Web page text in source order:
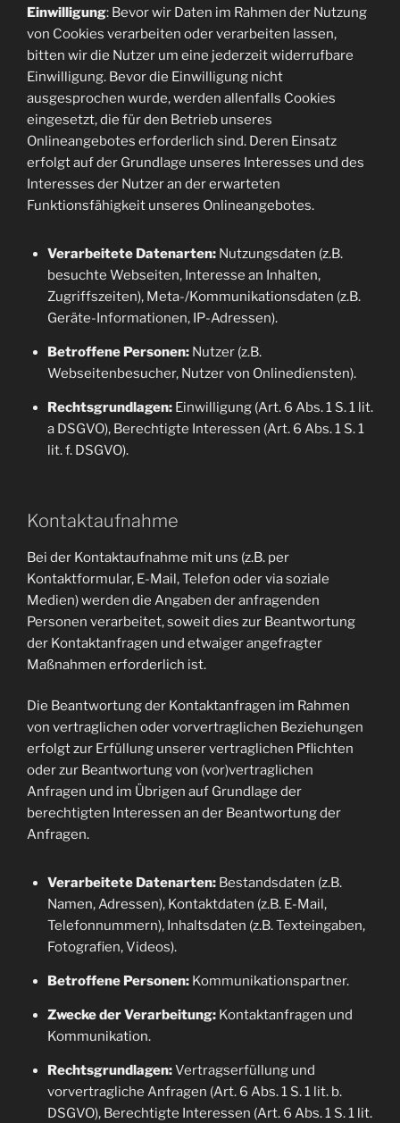
Einwilligung: Bevor wir Daten im Rahmen der Nutzung
von Cookies verarbeiten oder verarbeiten lassen,
bitten wir die Nutzer um eine jederzeit widerrufbare
Einwilligung. Bevor die Einwilligung nicht
ausgesprochen wurde, werden allenfalls Cookies
eingesetzt, die für den Betrieb unseres
Onlineangebotes erforderlich sind. Deren Einsatz
erfolgt auf der Grundlage unseres Interesses und des
Interesses der Nutzer an der erwarteten
Funktionsfähigkeit unseres Onlineangebotes.
Verarbeitete Datenarten:Nutzungsdaten (z.B.
besuchte Webseiten, Interesse an Inhalten,
Zugriffszeiten), Meta-/Kommunikationsdaten (z.B.
Geräte-Informationen, IP-Adressen).
Betroffene Personen:Nutzer (z.B.
Webseitenbesucher, Nutzer von Onlinediensten).
Rechtsgrundlagen:Einwilligung (Art. 6 Abs. 1 S. 1 lit.
a DSGVO), Berechtigte Interessen (Art. 6 Abs. 1 S. 1
lit. f. DSGVO).
Kontaktaufnahme
Bei der Kontaktaufnahme mit uns (z.B. per
Kontaktformular, E-Mail, Telefon oder via soziale
Medien) werden die Angaben der anfragenden
Personen verarbeitet, soweit dies zur Beantwortung
der Kontaktanfragen und etwaiger angefragter
Maßnahmen erforderlich ist.
Die Beantwortung der Kontaktanfragen im Rahmen
von vertraglichen oder vorvertraglichen Beziehungen
erfolgt zur Erfüllung unserer vertraglichen Pflichten
oder zur Beantwortung von (vor)vertraglichen
Anfragen und im Übrigen auf Grundlage der
berechtigten Interessen an der Beantwortung der
Anfragen.
Verarbeitete Datenarten:Bestandsdaten (z.B.
Namen, Adressen), Kontaktdaten (z.B. E-Mail,
Telefonnummern), Inhaltsdaten (z.B. Texteingaben,
Fotografien, Videos).
Betroffene Personen:Kommunikationspartner.
Zwecke der Verarbeitung:Kontaktanfragen und
Kommunikation.
Rechtsgrundlagen:Vertragserfüllung und
vorvertragliche Anfragen (Art. 6 Abs. 1 S. 1 lit. b.
DSGVO), Berechtigte Interessen (Art. 6 Abs. 1 S. 1 lit.